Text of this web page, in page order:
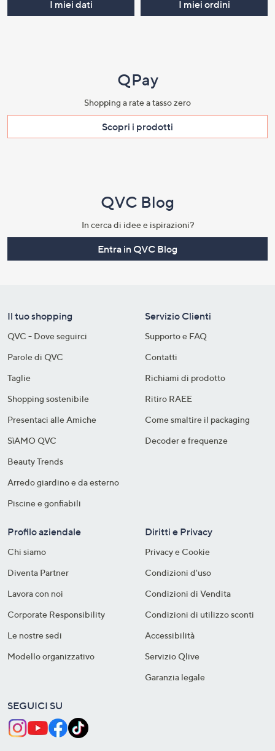
I miei dati I miei ordini
QPay
Shopping a rate a tasso zero​
Scopri i prodotti​
QVC Blog
In cerca di idee e ispirazioni?
Entra in QVC Blog
Il tuo shopping
QVC - Dove seguirci
Parole di QVC
Taglie
Shopping sostenibile​
Presentaci alle Amiche
SìAMO QVC
Beauty Trends
Arredo giardino e da esterno
Piscine e gonfiabili
Servizio Clienti
Supporto e FAQ
Contatti
Richiami di prodotto
Ritiro RAEE
Come smaltire il packaging​
Decoder e frequenze​
Profilo aziendale
Chi siamo
Diventa Partner
Lavora con noi
Corporate Responsibility
Le nostre sedi
Modello organizzativo
Diritti e Privacy
Privacy e Cookie
Condizioni d'uso
Condizioni di Vendita
Condizioni di utilizzo sconti
Accessibilità
Servizio Qlive
Garanzia legale
SEGUICI SU